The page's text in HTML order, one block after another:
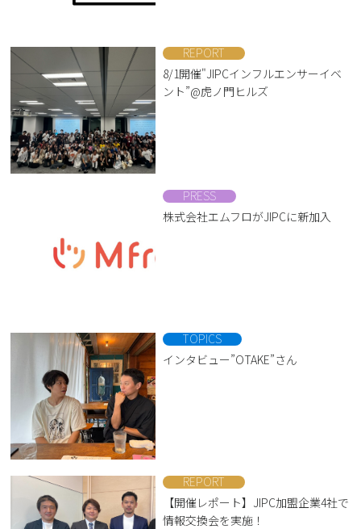
REPORT
8/1開催"JIPCインフルエンサーイベ
ント”@虎ノ門ヒルズ
PRESS
株式会社エムフロがJIPCに新加入
TOPICS
インタビュー”OTAKE”さん
REPORT
【開催レポート】JIPC加盟企業4社で
情報交換会を実施！